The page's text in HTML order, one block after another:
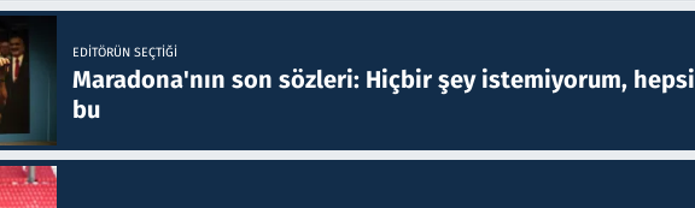
EDITÖRÜN SEÇTIĞI
Maradona'nın son sözleri: Hiçbir şey istemiyorum, hepsi
bu